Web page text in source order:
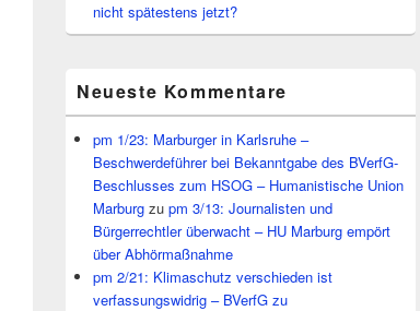
nicht spätestens jetzt?
Neueste Kommentare
pm 1/23: Marburger in Karlsruhe –
Beschwerdeführer bei Bekanntgabe des BVerfG-
Beschlusses zum HSOG – Humanistische Union
Marburg zu pm 3/13: Journalisten und
Bürgerrechtler überwacht – HU Marburg empört
über Abhörmaßnahme
pm 2/21: Klimaschutz verschieden ist
verfassungswidrig – BVerfG zu